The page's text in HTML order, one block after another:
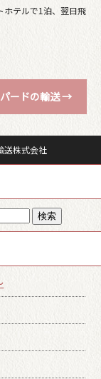
ホテルで1泊、翌日飛
ードの輸送→
送株式会社